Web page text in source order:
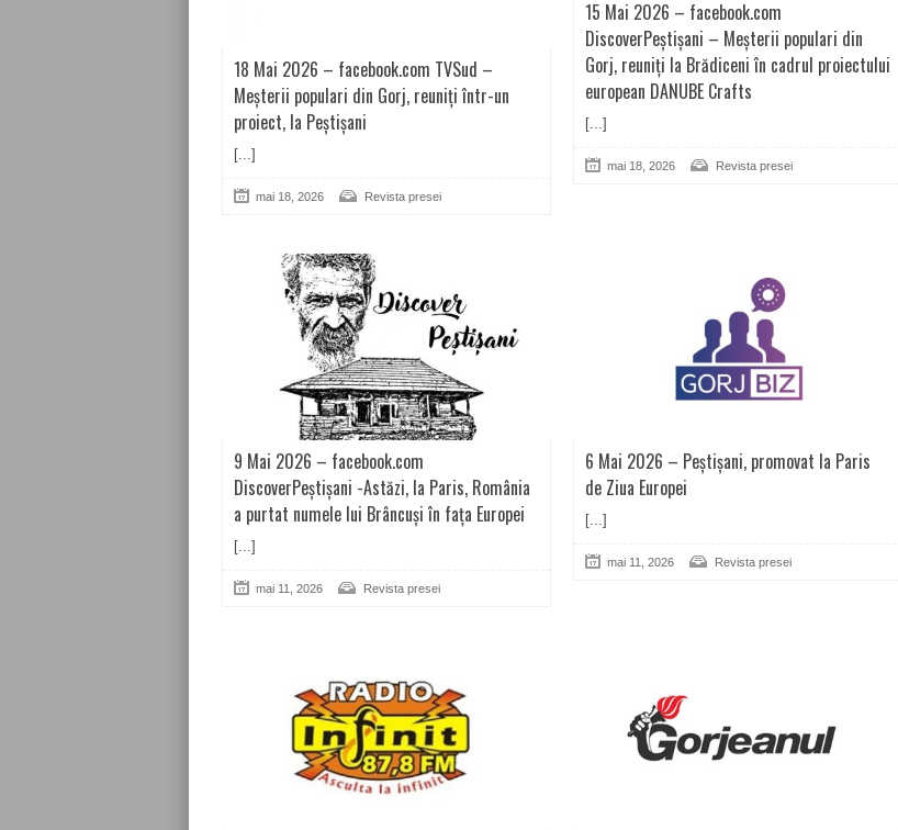
18 Mai 2026 – facebook.com TVSud –
Meșterii populari din Gorj, reuniți într-un
proiect, la Peștișani
[...]
mai 18, 2026 Revista presei
15 Mai 2026 – facebook.com
DiscoverPeștișani – Meșterii populari din
Gorj, reuniți la Brădiceni în cadrul proiectului
european DANUBE Crafts
[...]
mai 18, 2026 Revista presei
9 Mai 2026 – facebook.com
DiscoverPeștișani -Astăzi, la Paris, România
a purtat numele lui Brâncuși în fața Europei
[...]
mai 11, 2026 Revista presei
6 Mai 2026 – Peștișani, promovat la Paris
de Ziua Europei
[...]
mai 11, 2026 Revista presei